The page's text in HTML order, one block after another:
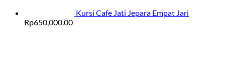
Kursi Cafe Jati Jepara Empat Jari
Rp650,000.00